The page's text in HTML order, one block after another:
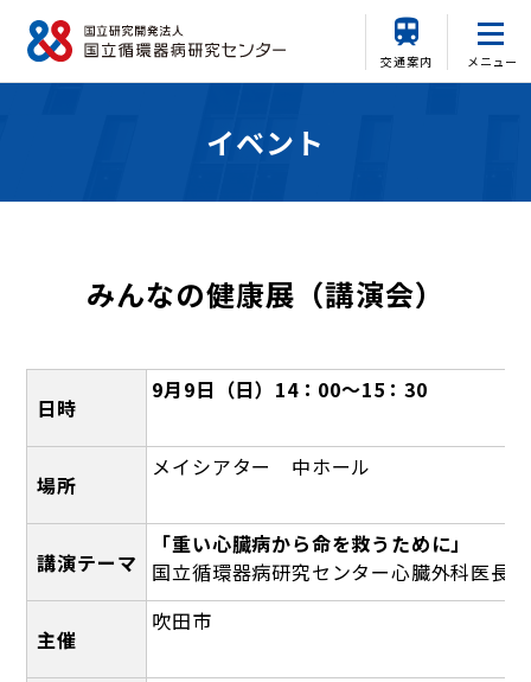
交通案内 メニュー
イベント
みんなの健康展（講演会）
日時
9月9日（日）14：00～15：30
場所
メイシアター 中ホール
講演テーマ
「重い心臓病から命を救うために」
国立循環器病研究センター心臓外科医長
主催
吹田市